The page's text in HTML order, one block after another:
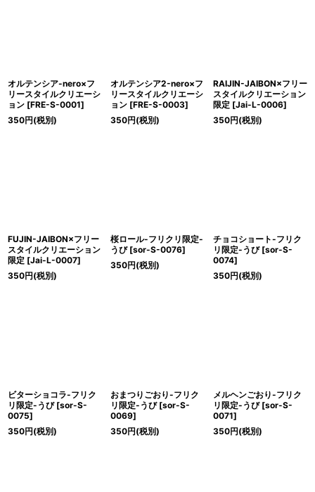
オルテンシア-nero×フ
リースタイルクリエーシ
ョン [FRE-S-0001]
350円(税別)
オルテンシア2-nero×フ
リースタイルクリエーシ
ョン [FRE-S-0003]
350円(税別)
RAIJIN-JAIBON×フリー
スタイルクリエーション
限定 [Jai-L-0006]
350円(税別)
FUJIN-JAIBON×フリー
スタイルクリエーション
限定 [Jai-L-0007]
350円(税別)
桜ロール-フリクリ限定-
うび [sor-S-0076]
350円(税別)
チョコショート-フリク
リ限定-うび [sor-S-
0074]
350円(税別)
ビターショコラ-フリク
リ限定-うび [sor-S-
0075]
350円(税別)
おまつりごおり-フリク
リ限定-うび [sor-S-
0069]
350円(税別)
メルヘンごおり-フリク
リ限定-うび [sor-S-
0071]
350円(税別)